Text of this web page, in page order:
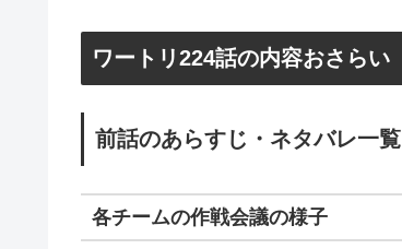
ワートリ224話の内容おさらい
前話のあらすじ・ネタバレ一覧
各チームの作戦会議の様子